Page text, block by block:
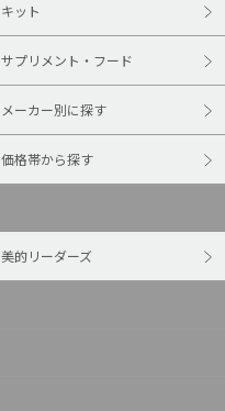
キット
サプリメント・フード
メーカー別に探す
価格帯から探す
美的リーダーズ